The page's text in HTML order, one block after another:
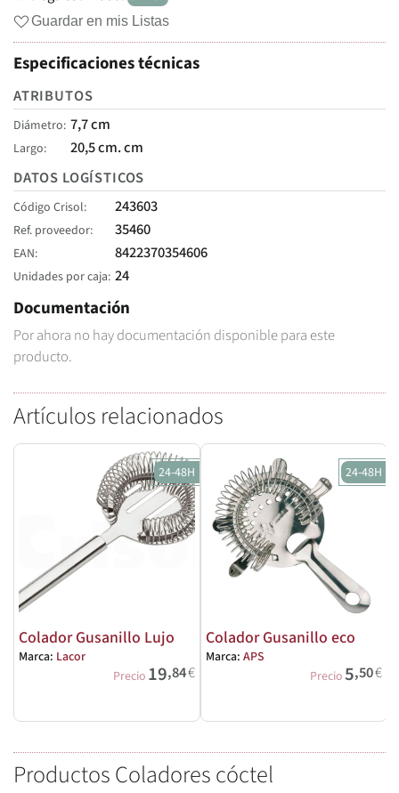
Guardar en mis Listas
Especificaciones técnicas
ATRIBUTOS
Diámetro 7,7 cm
Largo
20,5 cm. cm
DATOS LOGÍSTICOS
Código Crisol 243603
Ref. proveedor 35460
EAN 8422370354606
Unidades por caja 24
Documentación
Por ahora no hay documentación disponible para este
producto.
Artículos relacionados
24-48H
Colador Gusanillo Lujo
Marca: Lacor
Precio 19,84€
24-48H
Colador Gusanillo eco
Marca: APS
Precio5,50€
Productos Coladores cóctel